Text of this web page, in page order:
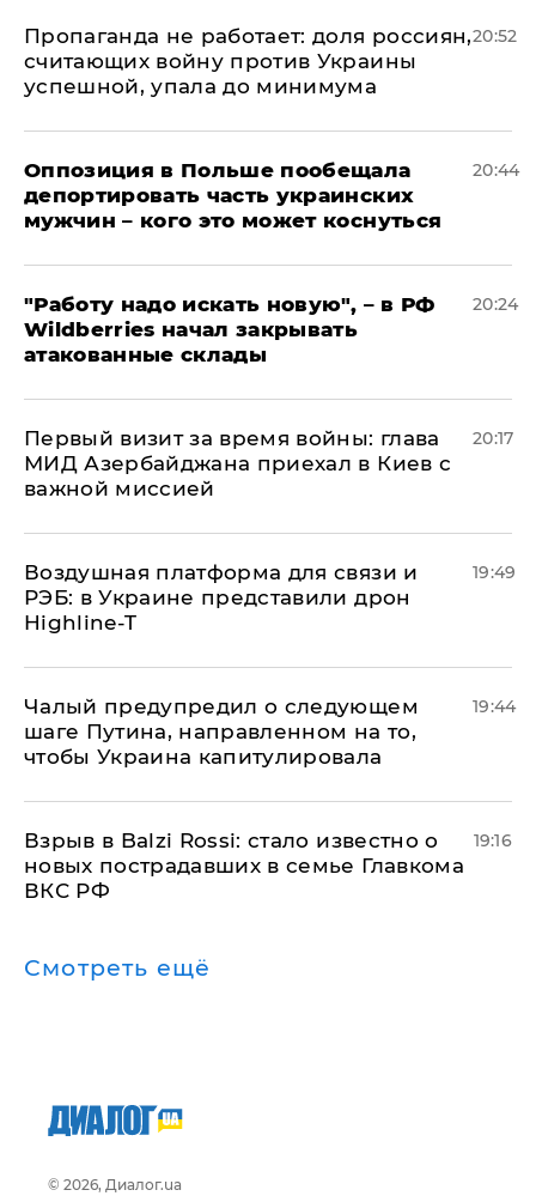
​Пропаганда не работает: доля россиян,
считающих войну против Украины
успешной, упала до минимума
20:52
Оппозиция в Польше пообещала
депортировать часть украинских
мужчин – кого это может коснуться
20:44
"Работу надо искать новую", – в РФ
Wildberries начал закрывать
атакованные склады
20:24
Первый визит за время войны: глава
МИД Азербайджана приехал в Киев с
важной миссией
20:17
Воздушная платформа для связи и
РЭБ: в Украине представили дрон
Highline-T
19:49
Чалый предупредил о следующем
шаге Путина, направленном на то,
чтобы Украина капитулировала
19:44
Взрыв в Balzi Rossi: стало известно о
новых пострадавших в семье Главкома
ВКС РФ
19:16
Смотреть ещё
© 2026, Диалог.ua